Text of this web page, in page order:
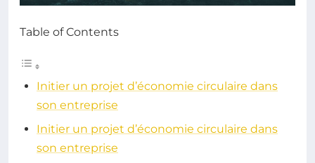
Table of Contents
Initier un projet d’économie circulaire dans
son entreprise
Initier un projet d’économie circulaire dans
son entreprise